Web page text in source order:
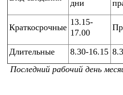
дни
Краткосрочные
13.15-
17.00
Длительные 8.30-16.15
Последний рабочий день